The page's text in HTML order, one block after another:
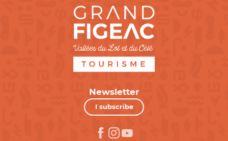
Newsletter
I subscribe